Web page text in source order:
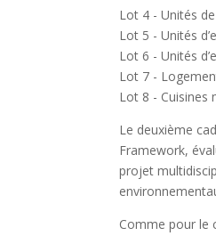
Lot 4 - Unités
Lot 5 - Unités
Lot 6 - Unités
Lot 7 -
Lot 8 - Cuisines
Le deuxième
Framework,
projet
Comme pour le